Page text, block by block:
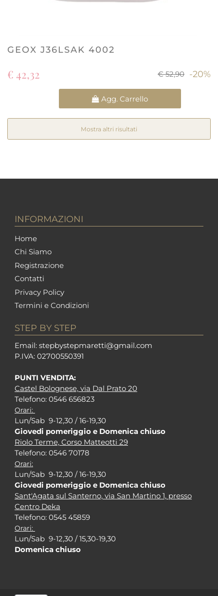
GEOX J36LSAK 4002
€ 52,90 -20%
€ 42,32
Agg. Carrello
Mostra altri risultati
INFORMAZIONI
Home
Chi Siamo
Registrazione
Contatti
Privacy Policy
Termini e Condizioni
STEP BY STEP
Email: stepbystepmaretti@gmail.com
P.IVA: 02700550391
PUNTI VENDITA:
Castel Bolognese, via Dal Prato 20
Telefono: 0546 656823
Orari:
Lun/Sab 9-12,30 / 16-19,30
Giovedi pomeriggio e Domenica chiuso
Riolo Terme, Corso Matteotti 29
Telefono: 0546 70178
Orari:
Lun/Sab 9-12,30 / 16-19,30
Giovedi pomeriggio e Domenica chiuso
Sant'Agata sul Santerno, via San Martino 1, presso
Centro Deka
Telefono: 0545 45859
Orari:
Lun/Sab 9-12,30 / 15,30-19,30
Domenica chiuso